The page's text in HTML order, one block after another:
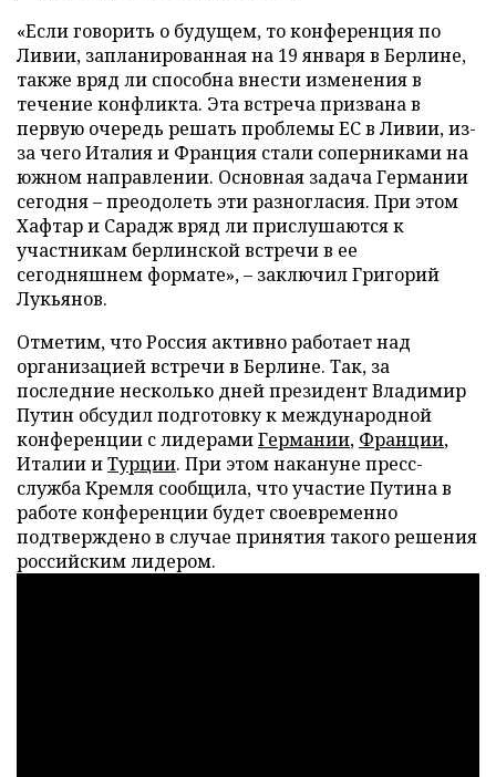
«Если говорить о будущем, то конференция по
Ливии, запланированная на 19 января в Берлине,
также вряд ли способна внести изменения в
течение конфликта. Эта встреча призвана в
первую очередь решать проблемы ЕС в Ливии, из-
за чего Италия и Франция стали соперниками на
южном направлении. Основная задача Германии
сегодня – преодолеть эти разногласия. При этом
Хафтар и Сарадж вряд ли прислушаются к
участникам берлинской встречи в ее
сегодняшнем формате», – заключил Григорий
Лукьянов.
Отметим, что Россия активно работает над
организацией встречи в Берлине. Так, за
последние несколько дней президент Владимир
Путин обсудил подготовку к международной
конференции с лидерамиГермании, Франции,
Италии иТурции. При этом накануне пресс-
служба Кремля сообщила, что участие Путина в
работе конференции будет своевременно
подтверждено в случае принятия такого решения
российским лидером.